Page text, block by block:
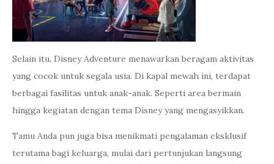
Selain itu, Disney Adventure menawarkan beragam aktivitas
yang cocok untuk segala usia. Di kapal mewah ini, terdapat
berbagai fasilitas untuk anak-anak. Seperti area bermain
hingga kegiatan dengan tema Disney yang mengasyikkan.
Tamu Anda pun juga bisa menikmati pengalaman eksklusif
terutama bagi keluarga, mulai dari pertunjukan langsung